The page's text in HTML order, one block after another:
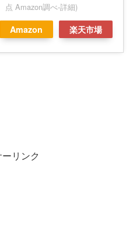
点 Amazon調べ-詳細)
Amazon 楽天市場
リンク